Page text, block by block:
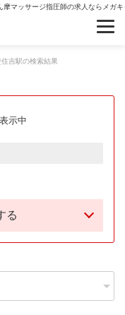
マッサージ指圧師の求人ならメガキ
住吉駅の検索結果
示中
る